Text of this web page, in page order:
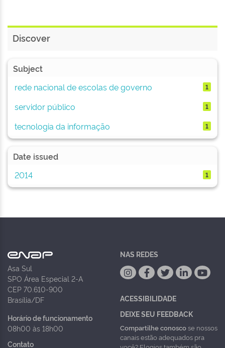
Discover
Subject
rede nacional de escolas de governo
1
servidor público 1
tecnologia da informação 1
Date issued
2014
1
Asa Sul
SPO Área Especial 2-A
CEP 70.610-900
Brasília/DF
Horário de funcionamento
08h00 às 18h00
Contato
NAS REDES
ACESSIBILIDADE
DEIXE SEU FEEDBACK
Compartilhe conoscose nossos
canais estão adequados pra